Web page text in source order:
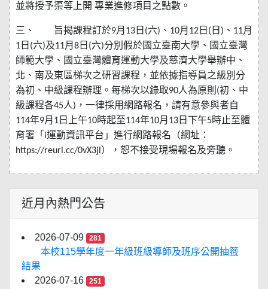
並將授予渠等上開 專業進修項目之點數。
三、 旨揭課程訂於9月 13 日 (六) 、 10月 12 日 ( 日 ) 、 11月
1 日 (六)及11月 8 日 (六)分別假於國立臺南大學、國立臺灣
師範大學、國立臺灣體育運動大學及慈濟大學舉辦中、
北、南及東區梯次之研習課程，並依據指導員之級別分
為初、中級課程辦理。每梯次以錄取90人為原則 (初、中
級課程各45人) ，一律採用網路報名，請有意參與者自
114年9月 1 日上午10時起至114年10月 13 日下午5時止至體
育署「 i運動資訊平台」進行網路報名（網址：
https://reurl.cc/0vX3jl ），恕不接受現場報名及旁聽。
近月內熱門公告
2026-07-09 281
本校115學年度一年級班級導師及班序公開抽籤
結果
2026-07-16
251